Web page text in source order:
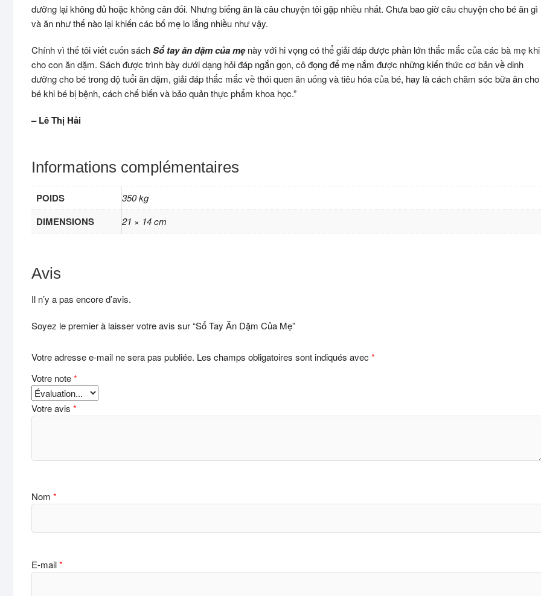
dưỡng lại không đủ hoặc không cân đối. Nhưng biếng ăn là câu chuyện tôi gặp nhiều nhất. Chưa bao giờ câu chuyện cho bé ăn gì
và ăn như thế nào lại khiến các bố mẹ lo lắng nhiều như vậy.
Chính vì thế tôi viết cuốn sáchSổ tay ăn dặm của mẹnày với hi vọng có thể giải đáp được phần lớn thắc mắc của các bà mẹ khi
cho con ăn dặm. Sách được trình bày dưới dạng hỏi đáp ngắn gọn, cô đọng để mẹ nắm được những kiến thức cơ bản về dinh
dưỡng cho bé trong độ tuổi ăn dặm, giải đáp thắc mắc về thói quen ăn uống và tiêu hóa của bé, hay là cách chăm sóc bữa ăn cho
bé khi bé bị bệnh, cách chế biến và bảo quản thực phẩm khoa học.”
– Lê Thị Hải
Informations complémentaires
POIDS 350 kg
DIMENSIONS 21 × 14 cm
Avis
Il n’y a pas encore d’avis.
Soyez le premier à laisser votre avis sur “Sổ Tay Ăn Dặm Của Mẹ”
Votre adresse e-mail ne sera pas publiée. Les champs obligatoires sont indiqués avec *
Votre note*
Votre avis *
Nom *
E-mail*